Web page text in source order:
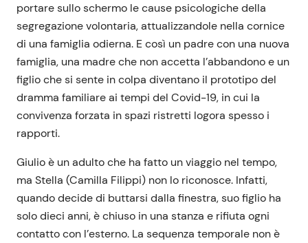
portare sullo schermo le cause psicologiche della
segregazione volontaria, attualizzandole nella cornice
di una famiglia odierna. E così un padre con una nuova
famiglia, una madre che non accetta l’abbandono e un
figlio che si sente in colpa diventano il prototipo del
dramma familiare ai tempi del Covid-19, in cui la
convivenza forzata in spazi ristretti logora spesso i
rapporti.
Giulio è un adulto che ha fatto un viaggio nel tempo,
ma Stella (Camilla Filippi) non lo riconosce. Infatti,
quando decide di buttarsi dalla finestra, suo figlio ha
solo dieci anni, è chiuso in una stanza e rifiuta ogni
contatto con l’esterno. La sequenza temporale non è